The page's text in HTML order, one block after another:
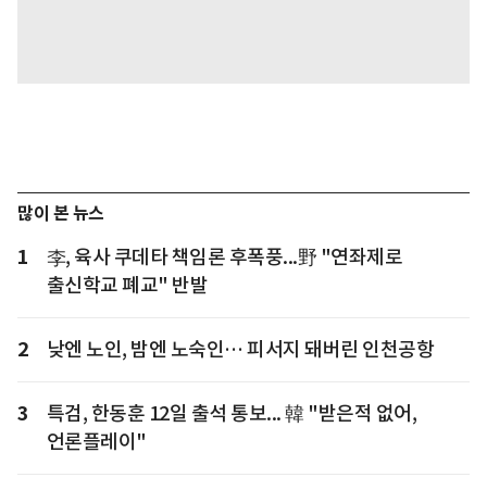
많이 본 뉴스
1
李, 육사 쿠데타 책임론 후폭풍...野 "연좌제로
출신학교 폐교" 반발
2 낮엔 노인, 밤엔 노숙인… 피서지 돼버린 인천공항
3
특검, 한동훈 12일 출석 통보... 韓 "받은적 없어,
언론플레이"